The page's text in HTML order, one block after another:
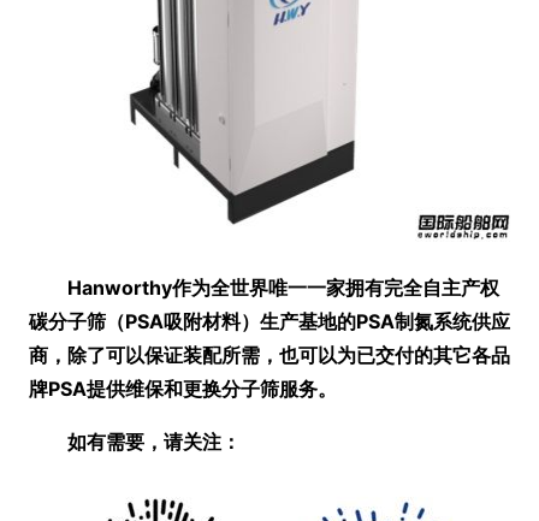
Hanworthy作为全世界唯一一家拥有完全自主产权
碳分子筛 （PSA吸附材料） 生产基地的PSA制氮系统供应
商， 除了可以保证装配所需，也可以为已交付的其它各品
牌PSA提供维保和更换分子筛服务。
如有需要，请关注 ：